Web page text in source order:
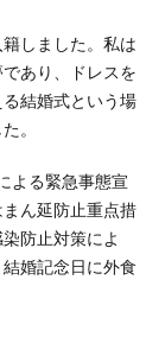
しました。私は
あり、ドレスを
結婚式という場
。
よる緊急事態宣
ん延防止重点措
防止対策によ
婚記念日に外食